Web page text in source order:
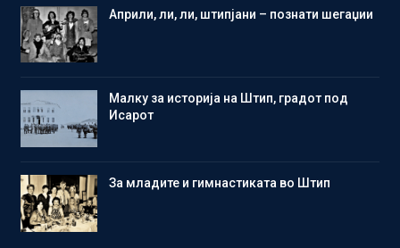
Aприли, ли, ли, штипјани – познати шегаџии
Малку за историја на Штип, градот под
Исарот
Зa младите и гимнастиката во Штип